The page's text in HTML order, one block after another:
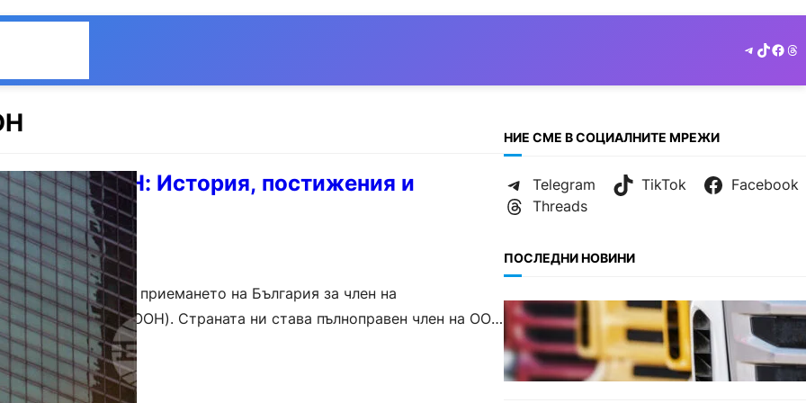
Telegram
TikTok
в ООН: История, постижения и
70 години от приемането на България за член на
нации (ООН). Страната ни става пълноправен член на ООН
г….
НИЕ СМЕ В СОЦИАЛНИТЕ МРЕЖИ
Telegram TikTok
Facebook
Threads
ПОСЛЕДНИ НОВИНИ
БЪЛГАРИЯ
Нови ограничения за
камионите над 12 тона по
ключови пътища през август